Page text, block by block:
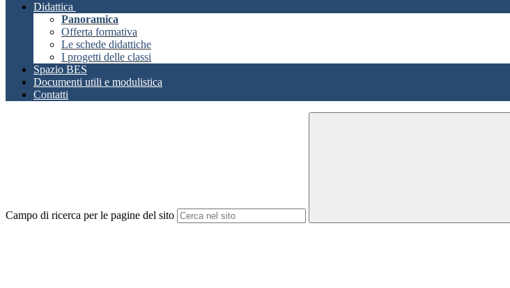
Didattica
Panoramica
Offerta formativa
Le schede didattiche
I progetti delle classi
Spazio BES
Documenti utili e modulistica
Contatti
Campo di ricerca per le pagine del sito